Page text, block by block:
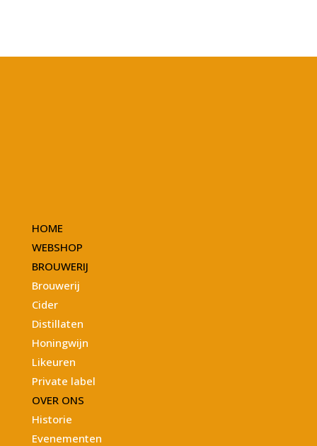
HOME
WEBSHOP
BROUWERIJ
Brouwerij
Cider
Distillaten
Honingwijn
Likeuren
Private label
OVER ONS
Historie
Evenementen